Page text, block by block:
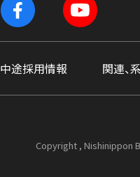
中途採用情報 関連、
Copyright , Nishinippon